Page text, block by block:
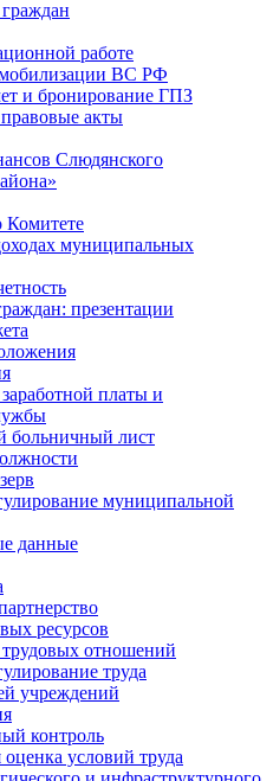
работе
ВС РФ
и бронирование ГПЗ
акты
Слюдянского
муниципальных
презентации
платы и
больничный лист
муниципальной
данные
ресурсов
трудовых отношений
труда
учреждений
контроль
условий труда